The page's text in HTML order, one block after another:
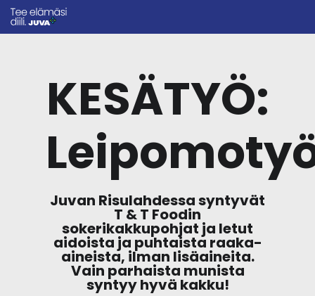
KESÄTYÖ:
Juvan Risulahdessa syntyvät
T & T Foodin
sokerikakkupohjat ja letut
aidoista ja puhtaista raaka-
aineista, ilman lisäaineita.
Vain parhaista munista
syntyy hyvä kakku!